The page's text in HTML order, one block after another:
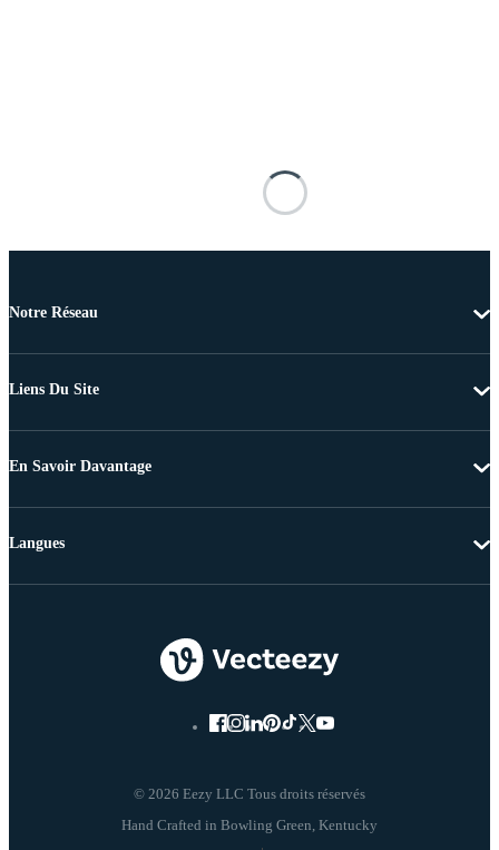
Notre Réseau
Liens Du Site
En Savoir Davantage
© 2026 Eezy LLC Tous droits réservés
Langues